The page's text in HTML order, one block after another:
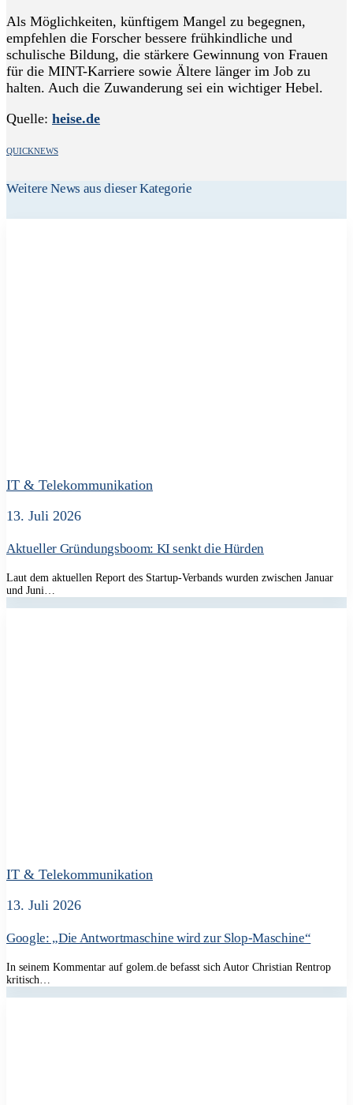
Als Möglichkeiten, künftigem Mangel zu begegnen,
empfehlen die Forscher bessere frühkindliche und
schulische Bildung, die stärkere Gewinnung von Frauen
für die MINT-Karriere sowie Ältere länger im Job zu
halten. Auch die Zuwanderung sei ein wichtiger Hebel.
Quelle: heise.de
QUICKNEWS
Weitere News aus dieser Kategorie
IT & Telekommunikation
13. Juli 2026
Aktueller Gründungsboom: KI senkt die Hürden
Laut dem aktuellen Report des Startup-Verbands wurden zwischen Januar
und Juni…
IT & Telekommunikation
13. Juli 2026
Google: „Die Antwortmaschine wird zur Slop-Maschine“
In seinem Kommentar auf golem.de befasst sich Autor Christian Rentrop
kritisch…